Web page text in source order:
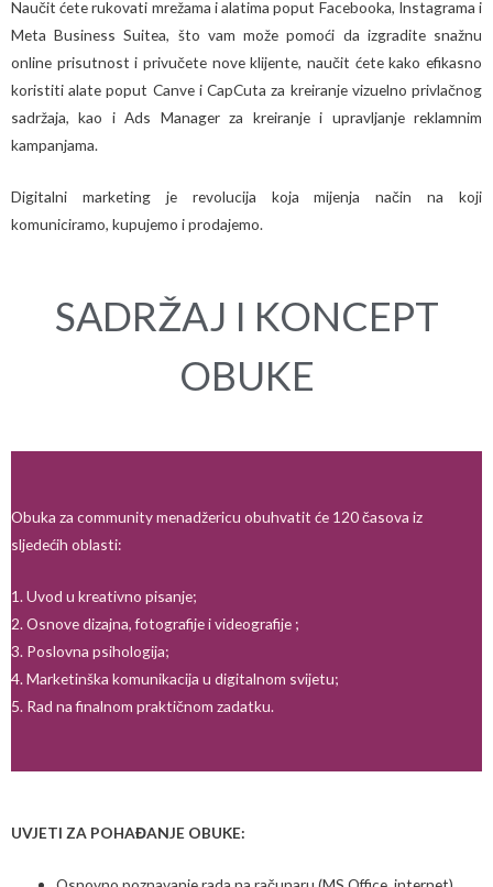
Naučit ćete rukovati mrežama i alatima poput Facebooka, Instagrama i
Meta Business Suitea, što vam može pomoći da izgradite snažnu
online prisutnost i privučete nove klijente, naučit ćete kako efikasno
koristiti alate poput Canve i CapCuta za kreiranje vizuelno privlačnog
sadržaja, kao i Ads Manager za kreiranje i upravljanje reklamnim
kampanjama.
Digitalni marketing je revolucija koja mijenja način na koji
komuniciramo, kupujemo i prodajemo.
SADRŽAJ I KONCEPT
OBUKE
Obuka za community menadžericu obuhvatit će 120 časova iz
sljedećih oblasti:
1. Uvod u kreativno pisanje;
2. Osnove dizajna, fotografije i videografije ;
3. Poslovna psihologija;
4. Marketinška komunikacija u digitalnom svijetu;
5. Rad na finalnom praktičnom zadatku.
UVJETI ZA POHAĐANJE OBUKE: